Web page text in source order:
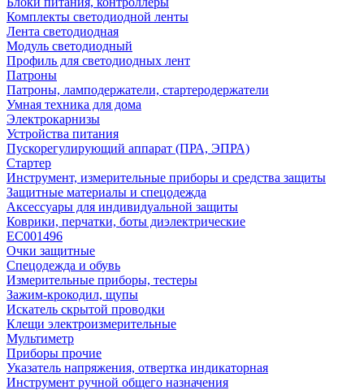
Комплекты светодиодной ленты
Лента светодиодная
Модуль светодиодный
Профиль для светодиодных лент
Патроны
Патроны, ламподержатели, стартеродержатели
Умная техника для дома
Электрокарнизы
Устройства питания
Пускорегулирующий аппарат (ПРА, ЭПРА)
Стартер
Инструмент, измерительные приборы и средства защиты
Защитные материалы и спецодежда
Аксессуары для индивидуальной защиты
Коврики, перчатки, боты диэлектрические
EC001496
Очки защитные
Спецодежда и обувь
Измерительные приборы, тестеры
Зажим-крокодил, щупы
Искатель скрытой проводки
Клещи электроизмерительные
Мультиметр
Приборы прочие
Указатель напряжения, отвертка индикаторная
Инструмент ручной общего назначения